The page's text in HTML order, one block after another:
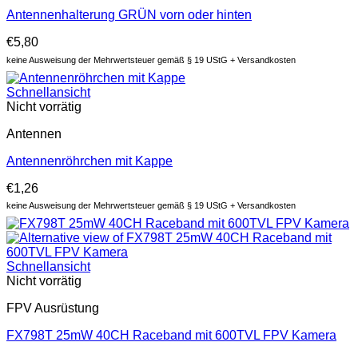
Antennenhalterung GRÜN vorn oder hinten
€5,80
keine Ausweisung der Mehrwertsteuer gemäß § 19 UStG + Versandkosten
Schnellansicht
Nicht vorrätig
Antennen
Antennenröhrchen mit Kappe
€1,26
keine Ausweisung der Mehrwertsteuer gemäß § 19 UStG + Versandkosten
Schnellansicht
Nicht vorrätig
FPV Ausrüstung
FX798T 25mW 40CH Raceband mit 600TVL FPV Kamera